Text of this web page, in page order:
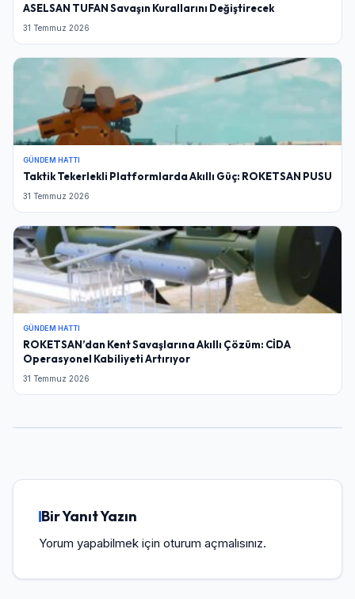
ASELSAN TUFAN Savaşın Kurallarını Değiştirecek
31 Temmuz 2026
GÜNDEM HATTI
Taktik Tekerlekli Platformlarda Akıllı Güç: ROKETSAN PUSU
31 Temmuz 2026
GÜNDEM HATTI
ROKETSAN’dan Kent Savaşlarına Akıllı Çözüm: CİDA
Operasyonel Kabiliyeti Artırıyor
31 Temmuz 2026
Bir Yanıt Yazın
Yorum yapabilmek için oturum açmalısınız.